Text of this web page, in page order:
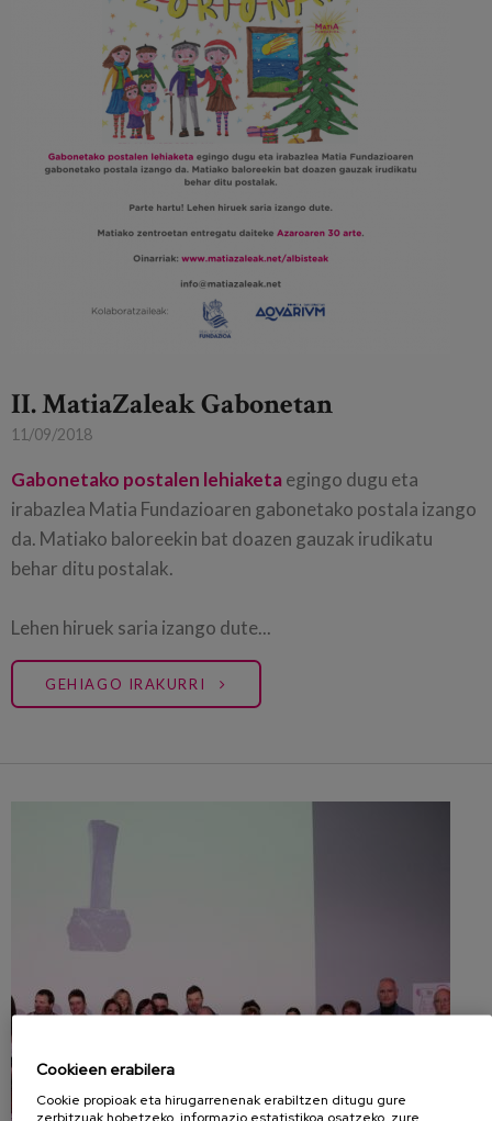
II. MatiaZaleak Gabonetan
11/09/2018
Gabonetako postalen lehiaketa egingo dugu eta
irabazlea Matia Fundazioaren gabonetako postala izango
da. Matiako baloreekin bat doazen gauzak irudikatu
behar ditu postalak.
Lehen hiruek saria izango dute...
GEHIAGO IRAKURRI
Cookieen erabilera
Cookie propioak eta hirugarrenenak erabiltzen ditugu gure
zerbitzuak hobetzeko, informazio estatistikoa osatzeko, zure